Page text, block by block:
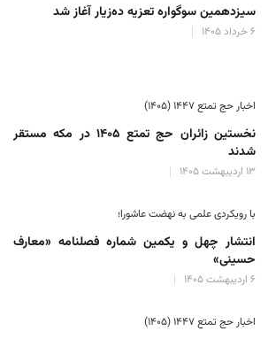
سیزدهمین سوگواره تعزیه ده‌زیار آغاز شد
۶ خرداد ۱۴۰۵
اخبار حج تمتع ۱۴۴۷ (۱۴۰۵)
نخستین زائران حج تمتع ۱۴۰۵ در مکه مستقر
شدند
۱۳ اردیبهشت ۱۴۰۵
با رویکردی علمی به نهضت عاشورا؛
انتشار چهل و یکمین شماره فصلنامه «معارف
حسینی»
۶ اردیبهشت ۱۴۰۵
اخبار حج تمتع ۱۴۴۷ (۱۴۰۵)